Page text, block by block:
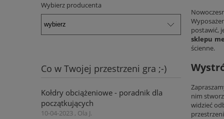
Wybierz producenta
Co w Twojej przestrzeni gra ;-)
Kołdry obciążeniowe - poradnik dla
początkujących
10-04-2023 , Ola J.
postawić,
sklepu
ścienne.
nim
widzieć